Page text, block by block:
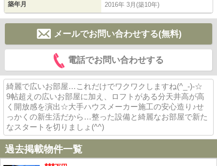
築年月 2016年 3月(築10年)
メールでお問い合わせする(無料)
電話でお問い合わせする
綺麗で広いお部屋…これだけでワクワクしますね(^_-)-☆
9帖超えの広いお部屋に加え、ロフトがある分天井高が高
く開放感を演出☆大手ハウスメーカー施工の安心造り♪せ
っかくの新生活だから…整った設備と綺麗なお部屋で新た
なスタートを切りましょ(^^)
過去掲載物件一覧